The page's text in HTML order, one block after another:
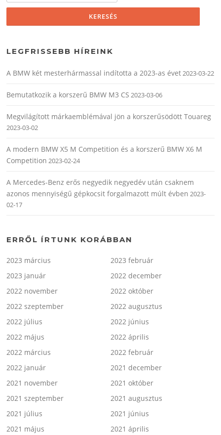
LEGFRISSEBB HÍREINK
A BMW két mesterhármassal indította a 2023-as évet2023-03-22
Bemutatkozik a korszerű BMW M3 CS 2023-03-06
Megvilágított márkaemblémával jön a korszerűsödött Touareg
2023-03-02
A modern BMW X5 M Competition és a korszerű BMW X6 M
Competition 2023-02-24
A Mercedes-Benz erős negyedik negyedév után csaknem
azonos mennyiségű gépkocsit forgalmazott múlt évben 2023-
02-17
ERRŐL ÍRTUNK KORÁBBAN
2023 március
2023 február
2023 január
2022 december
2022 november
2022 október
2022 szeptember
2022 augusztus
2022 július
2022 június
2022 május
2022 április
2022 március
2022 február
2022 január
2021 december
2021 november
2021 október
2021 szeptember
2021 augusztus
2021 július
2021 június
2021 május
2021 április